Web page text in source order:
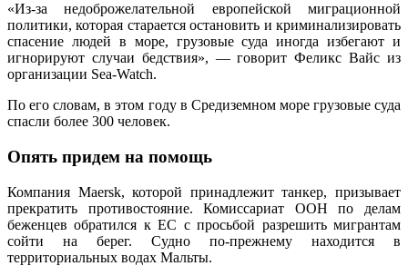
«Из-за недоброжелательной европейской миграционной
политики, которая старается остановить и криминализировать
спасение людей в море, грузовые суда иногда избегают и
игнорируют случаи бедствия», — говорит Феликс Вайс из
организации Sea-Watch.
По его словам, в этом году в Средиземном море грузовые суда
спасли более 300 человек.
Опять придем на помощь
Компания Maersk, которой принадлежит танкер, призывает
прекратить противостояние. Комиссариат ООН по делам
беженцев обратился к ЕС с просьбой разрешить мигрантам
сойти на берег. Судно по-прежнему находится в
территориальных водах Мальты.